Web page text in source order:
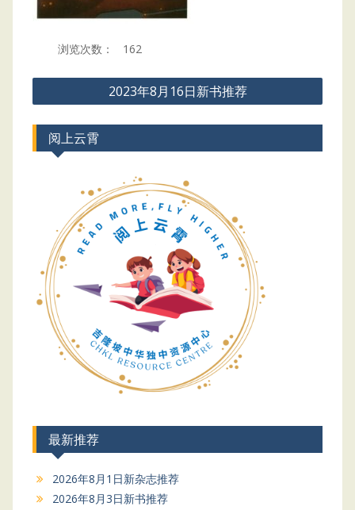
浏览次数： 162
Post
navigation
2023年8月16日新书推荐
阅上云霄
最新推荐
2026年8月1日新杂志推荐
2026年8月3日新书推荐